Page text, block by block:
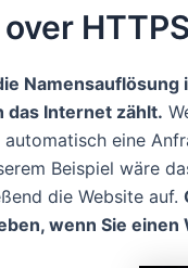
Internet zählt.
eine
Beispiel wäre
die Website auf.
wenn Sie